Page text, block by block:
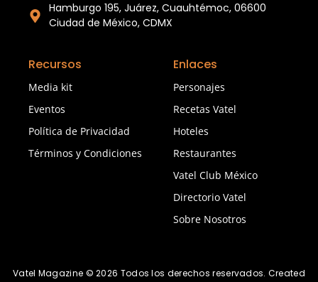
Hamburgo 195, Juárez, Cuauhtémoc, 06600
Ciudad de México, CDMX
Recursos
Media kit
Eventos
Política de Privacidad
Términos y Condiciones
Enlaces
Personajes
Recetas Vatel
Hoteles
Restaurantes
Vatel Club México
Directorio Vatel
Sobre Nosotros
Vatel Magazine © 2026 Todos los derechos reservados. Created